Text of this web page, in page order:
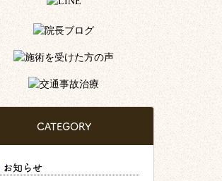
CATEGORY
お知らせ